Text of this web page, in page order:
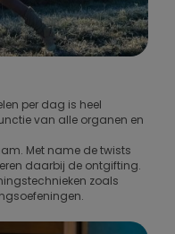
per dag is heel
van alle organen en
Met name de twists
daarbij de ontgifting.
zoals